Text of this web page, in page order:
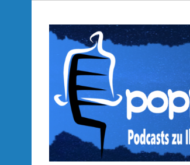
Podcasts zu Ihrem Vergnügen